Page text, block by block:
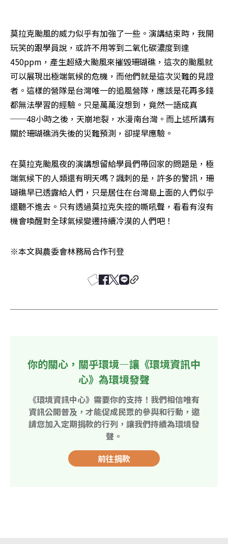
莫拉克颱風的威力似乎有加強了一些。演講結束時，我開
玩笑的跟學員說，或許不用等到二氧化碳濃度到達
450ppm，產生超級大颱風來摧毀珊瑚礁，這次的颱風就
可以展現出極端氣候的危機，而他們就是這次災難的見證
者。這樣的營隊是台灣唯一的追風營隊，應該是花再多錢
都無法學習的經驗。只是萬萬沒想到，竟然一語成真
──48小時之後，天崩地裂，水漫南台灣。而上述所講有
關於珊瑚礁消失後的災難預測，卻提早應驗。
在莫拉克颱風夜的演講想留給學員們帶回家的問題是，極
端氣候下的人類還有明天嗎？諷刺的是，許多的警訊，珊
瑚礁早已透露給人們，只是居住在台灣島上面的人們似乎
還聽不進去。只有透過莫拉克失控的嘶吼聲，看看有沒有
機會喚醒對全球氣候變遷持續冷漠的人們吧！
※本文與農委會林務局合作刊登
你的關心，關乎環境—讓《環境資訊中
心》為環境發聲
《環境資訊中心》需要你的支持！我們相信唯有
資訊公開普及，才能促成民眾的參與和行動，邀
請您加入定期捐款的行列，讓我們持續為環境發
聲。
前往捐款